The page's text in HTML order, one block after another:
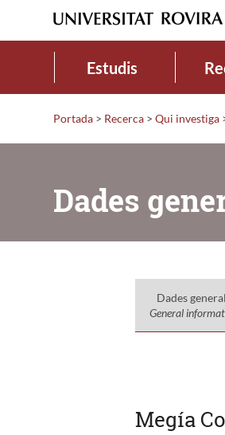
Estudis
Portada > Recerca > Qui investiga
Dades
Dades
General
Megía